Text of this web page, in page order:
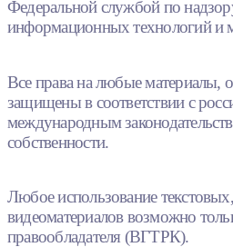
Федеральной службой по
информационных технологий и
Все права на любые материалы,
защищены в соответствии с
международным
собственности.
Любое использование
видеоматериалов возможно
правообладателя (ВГТРК).